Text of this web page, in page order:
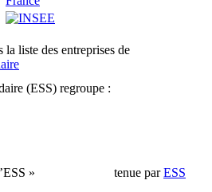
la liste des entreprises de
(ESS) regroupe :
»
tenue parESS